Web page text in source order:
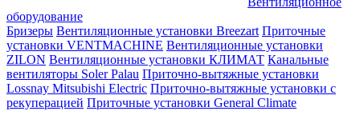
оборудование
Бризеры Вентиляционные установки Breezart Приточные
установки VENTMACHINE Вентиляционные установки
ZILON Вентиляционные установки КЛИМАТ Канальные
вентиляторы Soler Palau Приточно-вытяжные установки
Lossnay Mitsubishi Electric Приточно-вытяжные установки с
рекуперацией Приточные установки General Climate